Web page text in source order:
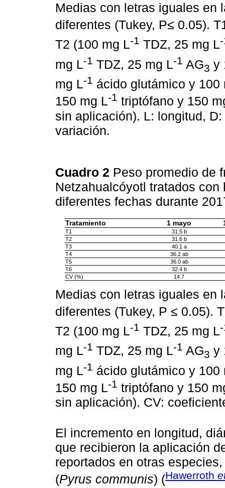
Medias con letras iguales en
diferentes (Tukey, P≤ 0.05).
T2 (100 mg L-1 TDZ, 25 mg L
mg L-1 TDZ, 25 mg L-1 AG3 y
mg L-1 ácido glutámico y 100
150 mg L-1 triptófano y 150
sin aplicación). L: longitud,
variación.
Cuadro 2 Peso promedio de
Netzahualcóyotl tratados
diferentes fechas durante
Tratamiento 1 mayo
T1
31.5 b
T2
31.6 b
T3
40.1 a
T4
36.2 ab
T5
36.0 ab
T6
32.4 b
CV (%)
14.7
Medias con letras iguales en
diferentes (Tukey, P ≤ 0.05).
T2 (100 mg L-1 TDZ, 25 mg L
mg L-1 TDZ, 25 mg L-1 AG3 y
mg L-1 ácido glutámico y 100
150 mg L-1 triptófano y 150
sin aplicación). CV:
El incremento en longitud,
que recibieron la aplicación
reportados en otras
(Pyrus communis) (Hawerroth